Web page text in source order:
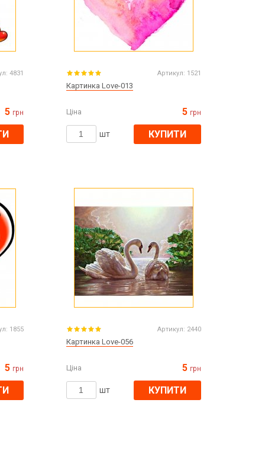
4831
5 грн
Артикул: 1521
Картинка Love-013
Ціна 5 грн
шт КУПИТИ
1855
5 грн
Артикул: 2440
Картинка Love-056
Ціна 5 грн
шт КУПИТИ